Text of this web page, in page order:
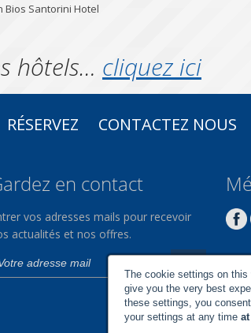
Bios Santorini Hotel
hôtels… cliquez ici
RÉSERVEZ CONTACTEZ NOUS
en contact
vos adresses mails pour recevoir
actualités et nos offres.
The cookie settings on
give you the very best
these settings, you
your settings at any time